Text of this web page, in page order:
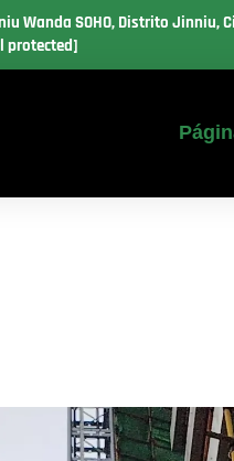
Wanda SOHO, Distrito Jinniu,
protected]